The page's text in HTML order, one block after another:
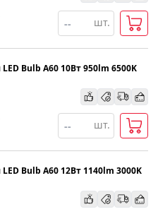
шт.
Bulb A60 10Вт 950lm 6500K
шт.
Bulb A60 12Вт 1140lm 3000K